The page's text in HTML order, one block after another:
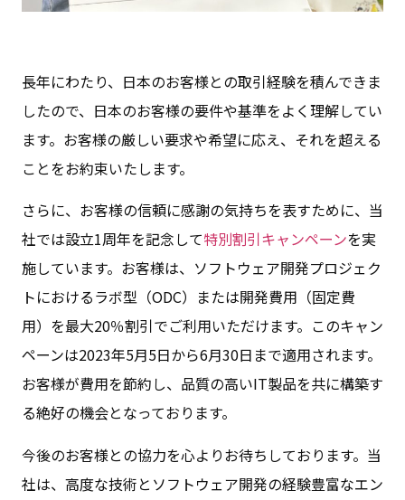
長年にわたり、日本のお客様との取引経験を積んできま
したので、日本のお客様の要件や基準をよく理解してい
ます。お客様の厳しい要求や希望に応え、それを超える
ことをお約束いたします。
さらに、お客様の信頼に感謝の気持ちを表すために、当
社では設立1周年を記念して特別割引キャンペーンを実
施しています。お客様は、ソフトウェア開発プロジェク
トにおけるラボ型（ODC）または開発費用（固定費
用）を最大20％割引でご利用いただけます。このキャン
ペーンは2023年5月5日から6月30日まで適用されます。
お客様が費用を節約し、品質の高いIT製品を共に構築す
る絶好の機会となっております。
今後のお客様との協力を心よりお待ちしております。当
社は、高度な技術とソフトウェア開発の経験豊富なエン